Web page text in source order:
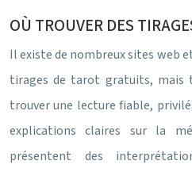
OÙ TROUVER DES
Il existe de nombreux sites web
tirages de tarot gratuits, mais
trouver une lecture fiable,
explications claires sur la
présentent des